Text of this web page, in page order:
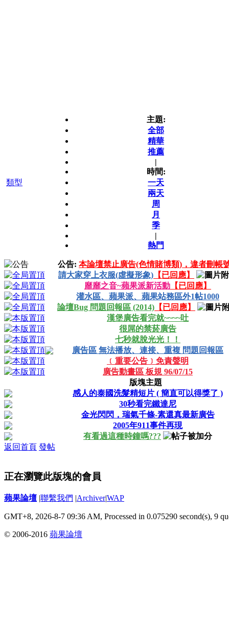
類型
主題:
全部
精華
推薦
|
時間:
一天
兩天
周
月
季
|
熱門
公告: 本論壇禁止廣告(色情賭博類)，違者刪帳
請大家穿上衣服(虛擬形象) 【已回應】
靡靡之音~蘋果派新活動 【已回應】
灌水區、蘋果派、蘋果站務區外1帖1000
論壇Bug 問題回報區 (2014) 【已回應】
漢堡廣告看完就~~~~吐
很屌的禁菸廣告
七秒就脫光光！！
廣告區 無法播放、連接、重複 問題回報區
﹝重要公告﹞免責聲明
廣告動畫區 板規 96/07/15
版塊主題
感人的泰國洗髮精短片 ( 簡直可以得獎了 )
30秒看完鐵達尼
金光閃閃，瑞氣千條-素還真最新廣告
2005年911事件再現
有看過這種時鐘嗎???
返回首頁 發帖
正在瀏覽此版塊的會員
蘋果論壇 |聯繫我們 |Archiver|WAP
GMT+8, 2026-8-7 09:36 AM, Processed in 0.075290 second(s), 9
© 2006-2016 蘋果論壇